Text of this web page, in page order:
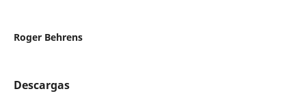
Roger Behrens
Descargas